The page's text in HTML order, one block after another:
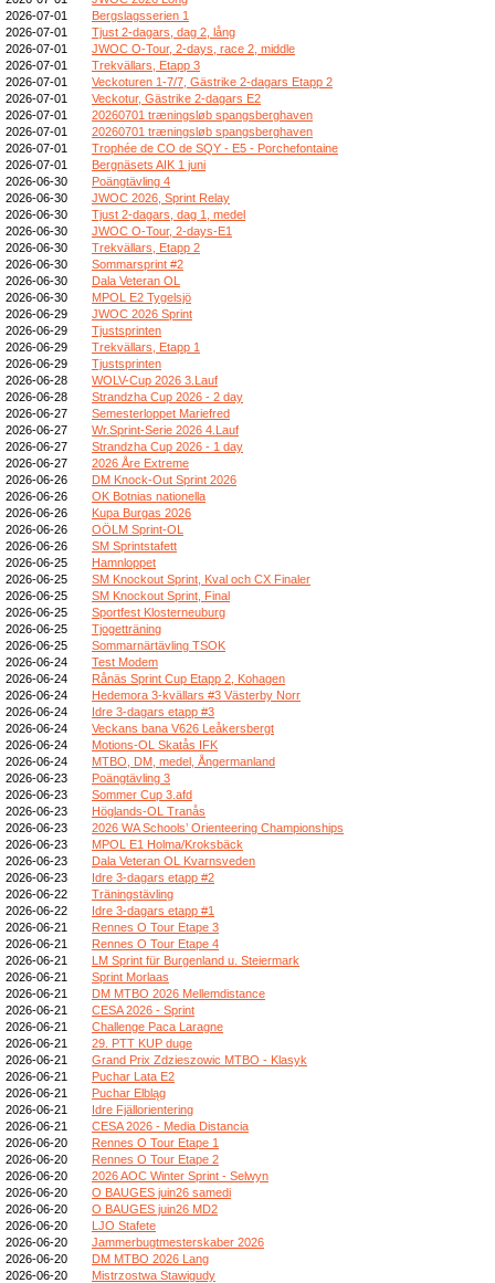
2026-07-01
Bergslagsserien 1
2026-07-01
Tjust 2-dagars, dag 2, lång
2026-07-01
JWOC O-Tour, 2-days, race 2, middle
2026-07-01
Trekvällars, Etapp 3
2026-07-01
Veckoturen 1-7/7, Gästrike 2-dagars Etapp 2
2026-07-01
Veckotur, Gästrike 2-dagars E2
2026-07-01
20260701 træningsløb spangsberghaven
2026-07-01
20260701 træningsløb spangsberghaven
2026-07-01
Trophée de CO de SQY - E5 - Porchefontaine
2026-07-01
Bergnäsets AIK 1 juni
2026-06-30
Poängtävling 4
2026-06-30
JWOC 2026, Sprint Relay
2026-06-30
Tjust 2-dagars, dag 1, medel
2026-06-30
JWOC O-Tour, 2-days-E1
2026-06-30
Trekvällars, Etapp 2
2026-06-30
Sommarsprint #2
2026-06-30
Dala Veteran OL
2026-06-30
MPOL E2 Tygelsjö
2026-06-29
JWOC 2026 Sprint
2026-06-29
Tjustsprinten
2026-06-29
Trekvällars, Etapp 1
2026-06-29
Tjustsprinten
2026-06-28
WOLV-Cup 2026 3.Lauf
2026-06-28
Strandzha Cup 2026 - 2 day
2026-06-27
Semesterloppet Mariefred
2026-06-27
Wr.Sprint-Serie 2026 4.Lauf
2026-06-27
Strandzha Cup 2026 - 1 day
2026-06-27
2026 Åre Extreme
2026-06-26
DM Knock-Out Sprint 2026
2026-06-26
OK Botnias nationella
2026-06-26
Kupa Burgas 2026
2026-06-26
OÖLM Sprint-OL
2026-06-26
SM Sprintstafett
2026-06-25
Hamnloppet
2026-06-25
SM Knockout Sprint, Kval och CX Finaler
2026-06-25
SM Knockout Sprint, Final
2026-06-25
Sportfest Klosterneuburg
2026-06-25
Tjogetträning
2026-06-25
Sommarnärtävling TSOK
2026-06-24
Test Modem
2026-06-24
Rånäs Sprint Cup Etapp 2, Kohagen
2026-06-24
Hedemora 3-kvällars #3 Västerby Norr
2026-06-24
Idre 3-dagars etapp #3
2026-06-24
Veckans bana V626 Leåkersbergt
2026-06-24
Motions-OL Skatås IFK
2026-06-24
MTBO, DM, medel, Ångermanland
2026-06-23
Poängtävling 3
2026-06-23
Sommer Cup 3.afd
2026-06-23
Höglands-OL Tranås
2026-06-23
2026 WA Schools’ Orienteering Championships
2026-06-23
MPOL E1 Holma/Kroksbäck
2026-06-23
Dala Veteran OL Kvarnsveden
2026-06-23
Idre 3-dagars etapp #2
2026-06-22
Träningstävling
2026-06-22
Idre 3-dagars etapp #1
2026-06-21
Rennes O Tour Etape 3
2026-06-21
Rennes O Tour Etape 4
2026-06-21
LM Sprint für Burgenland u. Steiermark
2026-06-21
Sprint Morlaas
2026-06-21
DM MTBO 2026 Mellemdistance
2026-06-21
CESA 2026 - Sprint
2026-06-21
Challenge Paca Laragne
2026-06-21
29. PTT KUP duge
2026-06-21
Grand Prix Zdzieszowic MTBO - Klasyk
2026-06-21
Puchar Lata E2
2026-06-21
Puchar Elbląg
2026-06-21
Idre Fjällorientering
2026-06-21
CESA 2026 - Media Distancia
2026-06-20
Rennes O Tour Etape 1
2026-06-20
Rennes O Tour Etape 2
2026-06-20
2026 AOC Winter Sprint - Selwyn
2026-06-20
O BAUGES juin26 samedi
2026-06-20
O BAUGES juin26 MD2
2026-06-20
LJO Stafete
2026-06-20
Jammerbugtmesterskaber 2026
2026-06-20
DM MTBO 2026 Lang
2026-06-20
Mistrzostwa Stawigudy